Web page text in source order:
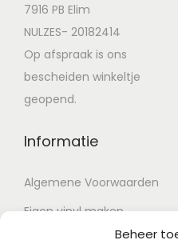
Beheer
7916 PB Elim
NULZES- 20182414
Op afspraak is ons
bescheiden winkeltje
geopend.
Informatie
Algemene Voorwaarden
Eigen vinyl maken
Retour voorwaarden